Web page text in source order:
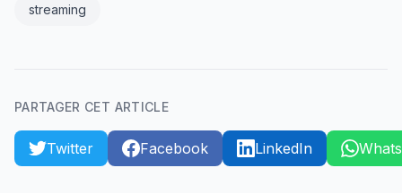
streaming
PARTAGER CET ARTICLE
Twitter Facebook LinkedIn